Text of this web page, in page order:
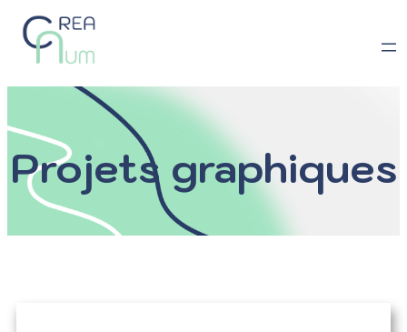
Projets graphiques